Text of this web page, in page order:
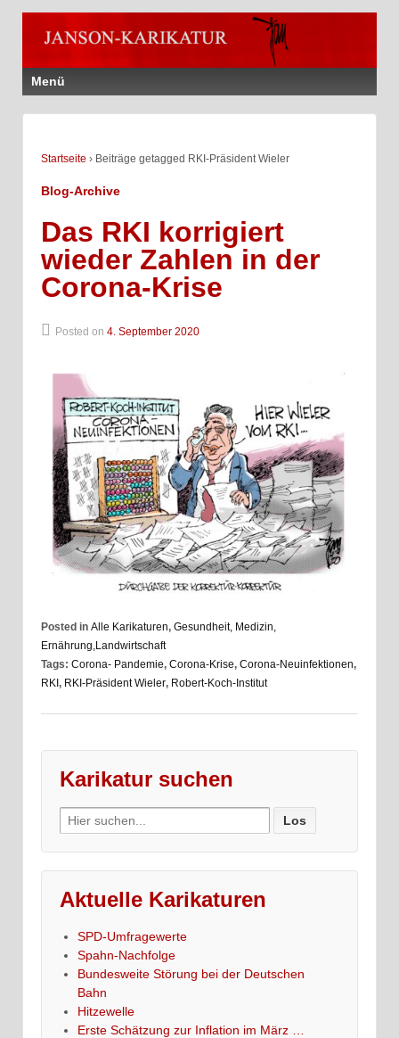
Menü
Startseite › Beiträge getagged RKI-Präsident Wieler
Blog-Archive
Das RKI korrigiert
wieder Zahlen in der
Corona-Krise
Posted on 4. September 2020
Posted in Alle Karikaturen, Gesundheit, Medizin,
Ernährung,Landwirtschaft
Tags: Corona- Pandemie, Corona-Krise, Corona-Neuinfektionen,
RKI , RKI-Präsident Wieler, Robert-Koch-Institut
Karikatur suchen
Search
for:
Aktuelle Karikaturen
SPD-Umfragewerte
Spahn-Nachfolge
Bundesweite Störung bei der Deutschen
Bahn
Hitzewelle
Erste Schätzung zur Inflation im März …